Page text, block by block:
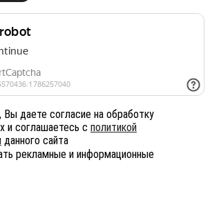
Вы даете согласие на обработку
и соглашаетесь с политикой
данного сайта
рекламные и информационные